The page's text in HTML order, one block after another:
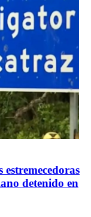
detenido en